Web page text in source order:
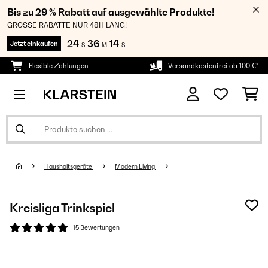
Bis zu 29 % Rabatt auf ausgewählte Produkte!
GROSSE RABATTE NUR 48H LANG!
Jetzt einkaufen 24 S 36 M 14 S
Flexible Zahlungen Versandkostenfrei ab 100 €*
Haushaltsgeräte Modern Living
Kreisliga Trinkspiel
15 Bewertungen